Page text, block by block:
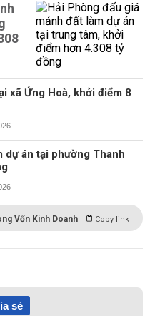
xã Ứng Hoà, khởi điểm 8
dự án tại phường Thanh
Vốn Kinh Doanh Copy link
sẻ